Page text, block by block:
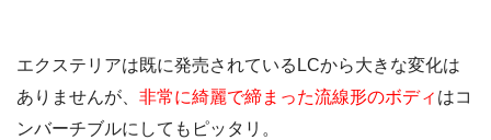
エクステリアは既に発売されているLCから大きな変化は
ありませんが、 非常に綺麗で締まった流線形のボディ はコ
ンバーチブルにしてもピッタリ。